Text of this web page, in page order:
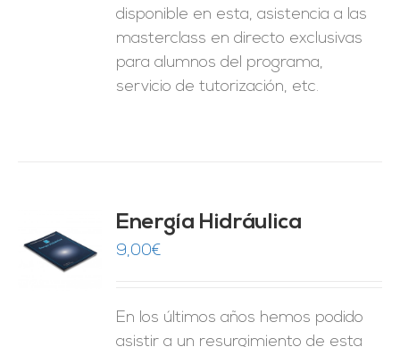
disponible en esta, asistencia a las
masterclass en directo exclusivas
para alumnos del programa,
servicio de tutorización, etc.
Energía Hidráulica
9,00€
En los últimos años hemos podido
asistir a un resurgimiento de esta